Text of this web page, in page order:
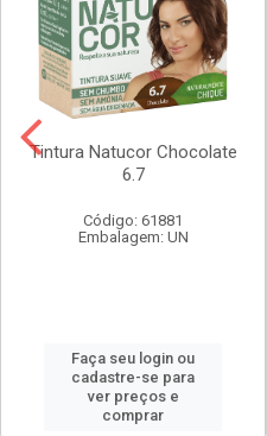
Tintura Natucor Chocolate
6.7
Código: 61881
Embalagem: UN
Faça seu login ou
cadastre-se para
ver preços e
comprar